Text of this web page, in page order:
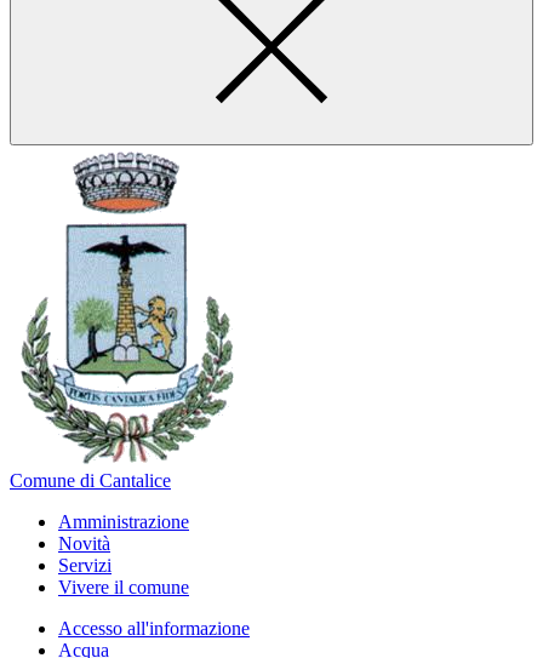
Comune di Cantalice
Amministrazione
Novità
Servizi
Vivere il comune
Accesso all'informazione
Acqua